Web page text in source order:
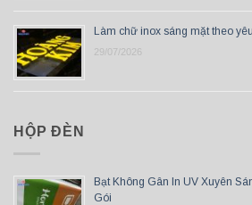
Làm chữ inox sáng mặt theo
29/07/2026
HỘP ĐÈN
Bạt Không Gân In UV Xuyên
Gói